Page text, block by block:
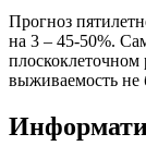
Прогноз
на 3 – 45-50%.
плоскоклеточном
выживаемость не